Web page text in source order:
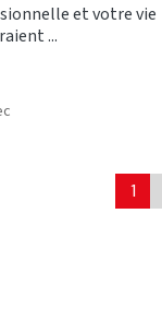
et votre vie
...
1